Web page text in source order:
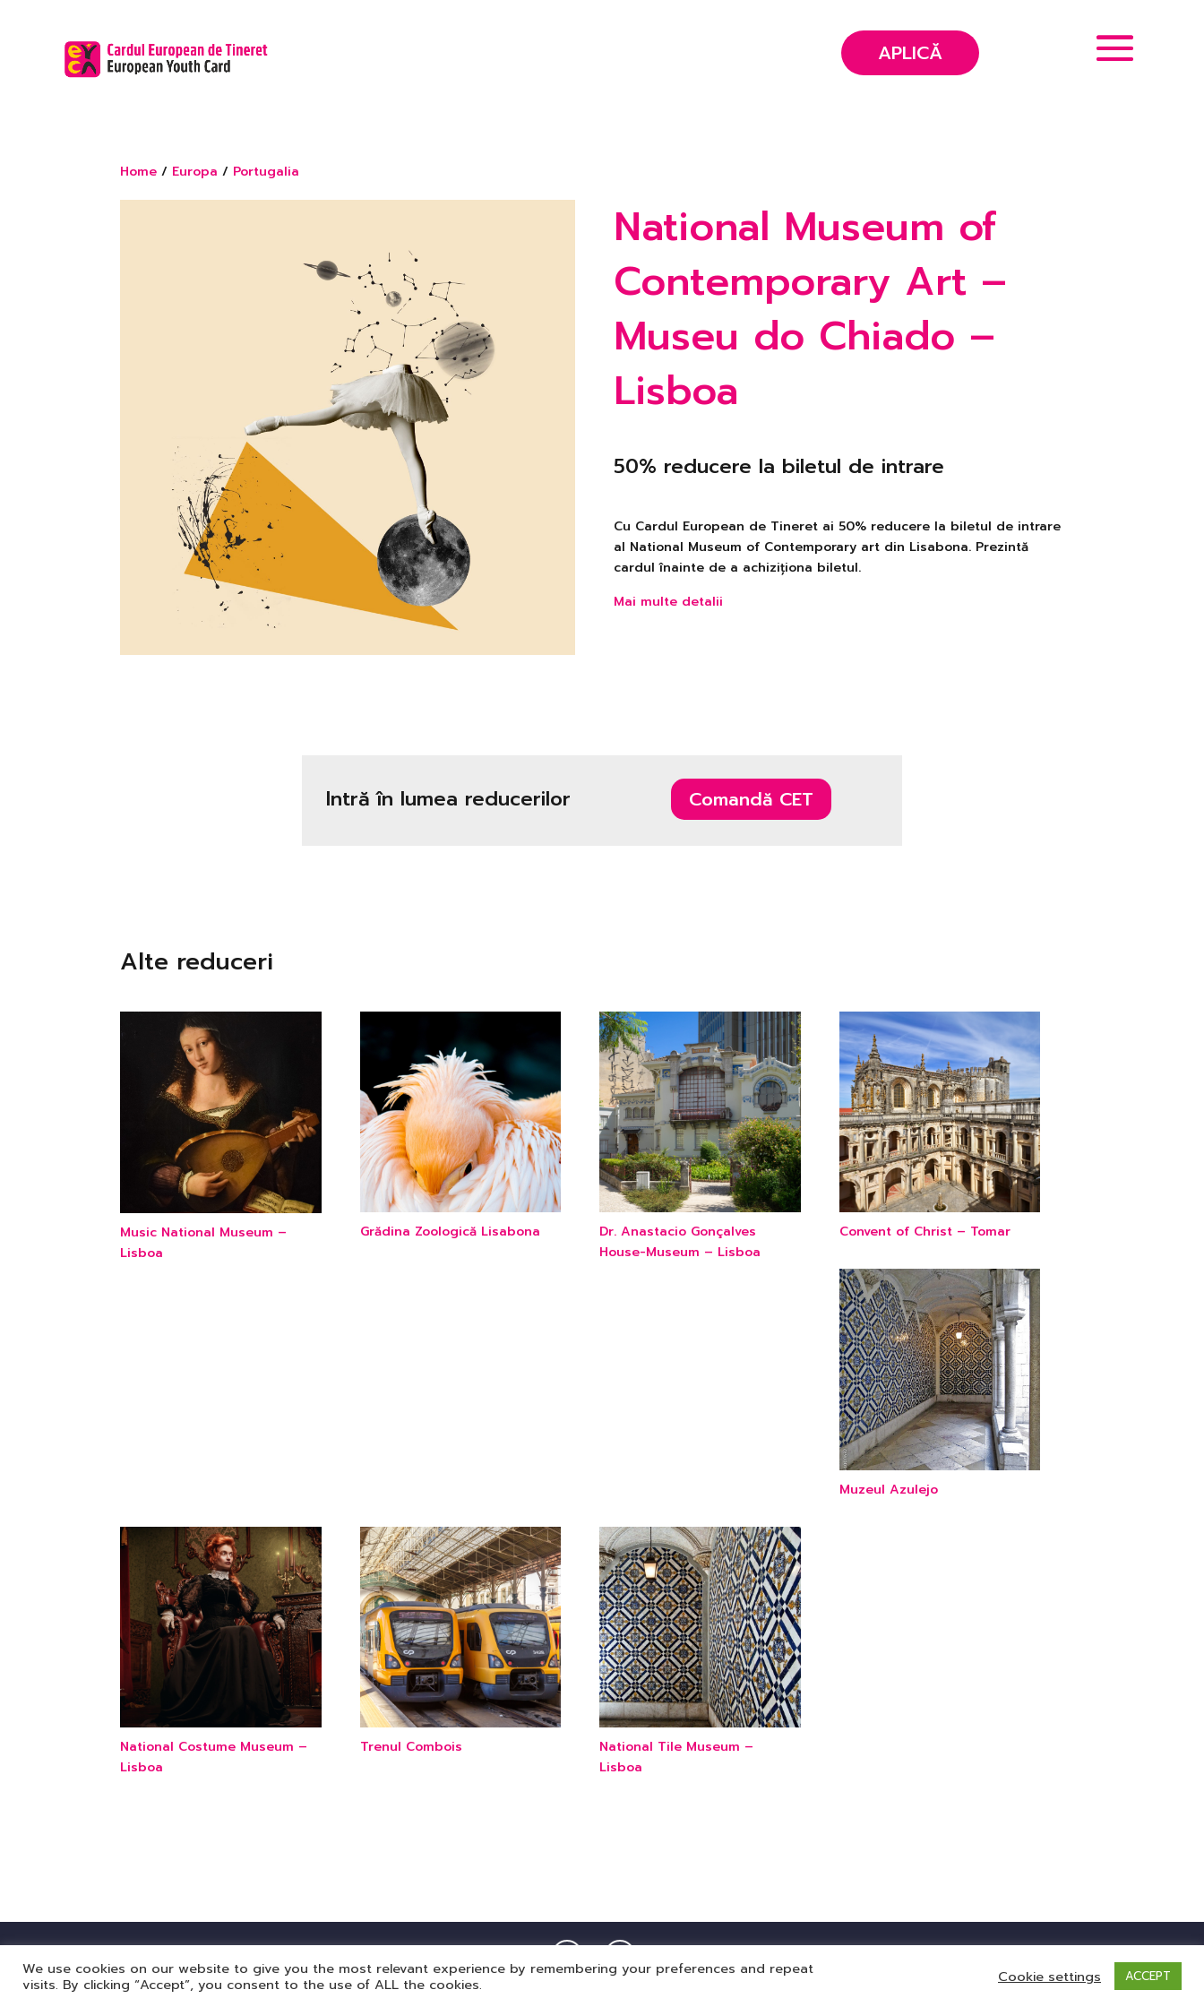
APLICĂ
Home / Europa / Portugalia
National Museum of
Contemporary Art –
Museu do Chiado –
Lisboa
50% reducere la biletul de intrare
Cu Cardul European de Tineret ai 50% reducere la biletul de intrare
al National Museum of Contemporary art din Lisabona. Prezintă
cardul înainte de a achiziționa biletul.
Mai multe detalii
Intră în lumea reducerilor Comandă CET
Alte reduceri
Music National Museum –
Lisboa
Grădina Zoologică Lisabona
Dr. Anastacio Gonçalves
House-Museum – Lisboa
Convent of Christ – Tomar
Muzeul Azulejo
National Costume Museum –
Lisboa
Trenul Combois
National Tile Museum –
Lisboa
We use cookies on our website to give you the most relevant experience by remembering your preferences and repeat
visits. By clicking “Accept”, you consent to the use of ALL the cookies.
Cookie settings ACCEPT